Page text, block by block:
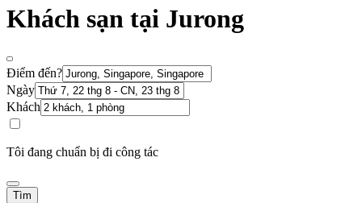
Khách sạn tại Jurong
Điểm đến?
Ngày
Khách
Tôi đang chuẩn bị đi công tác
Tìm